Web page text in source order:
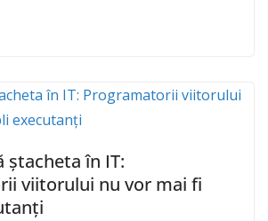
ștacheta în IT:
viitorului nu vor mai fi